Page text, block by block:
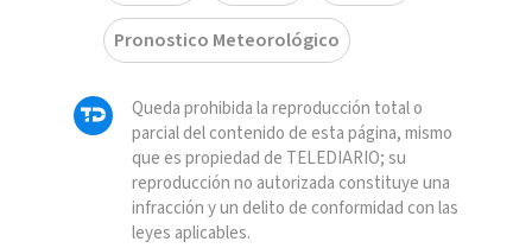
Pronostico Meteorológico
Queda prohibida la reproducción total o
parcial del contenido de esta página, mismo
que es propiedad de TELEDIARIO; su
reproducción no autorizada constituye una
infracción y un delito de conformidad con las
leyes aplicables.